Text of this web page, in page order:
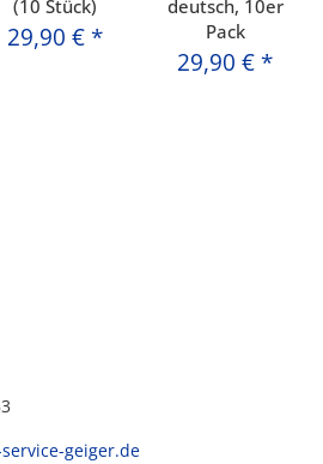
(10 Stück)
29,90 € *
deutsch, 10er
Pack
29,90 € *
geiger.de